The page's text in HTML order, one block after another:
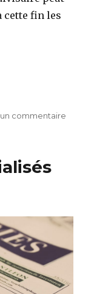
cette fin les
un commentaire